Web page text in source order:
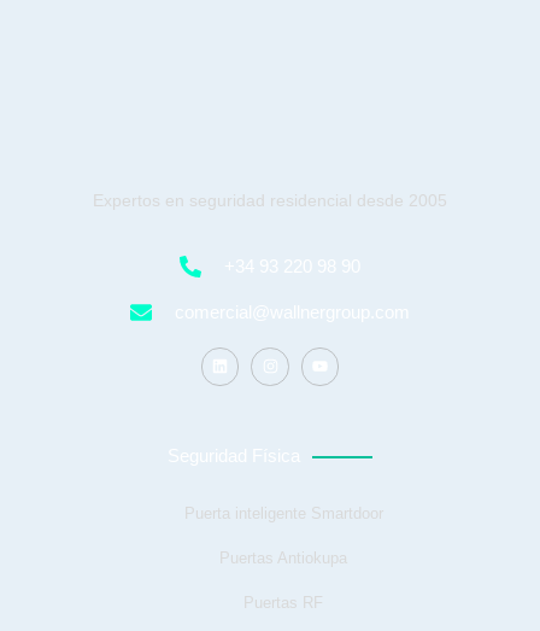
Expertos en seguridad residencial desde 2005
+34 93 220 98 90
comercial@wallnergroup.com
Seguridad Física
Puerta inteligente Smartdoor
Puertas Antiokupa
Puertas RF